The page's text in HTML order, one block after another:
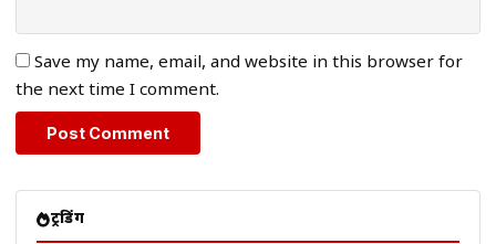
Save my name, email, and website in this browser for
the next time I comment.
ट्रेंडिंग